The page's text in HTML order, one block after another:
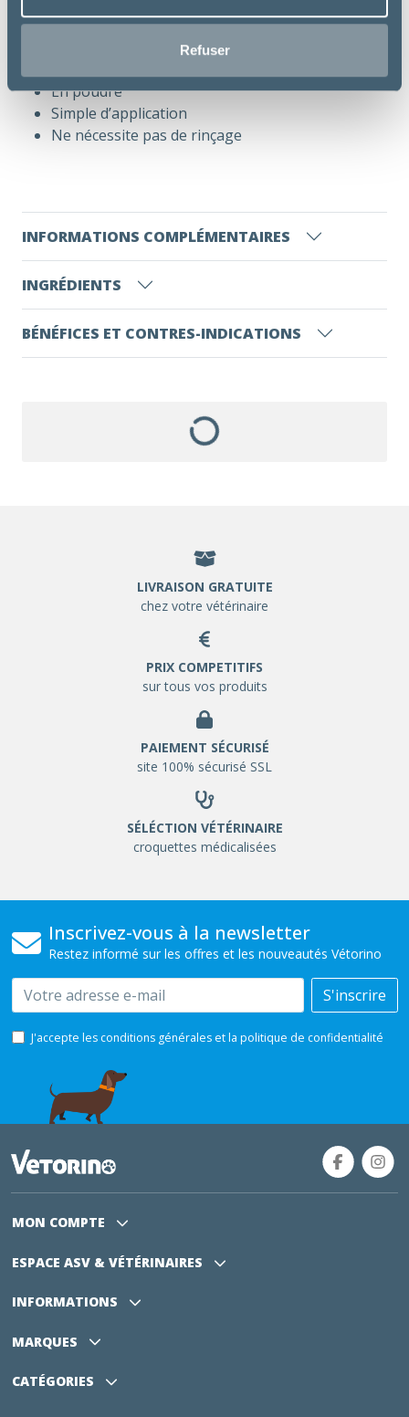
Refuser
uneefficacité optimale.
Nettoie efficacement
En poudre
Simple d’application
Ne nécessite pas de rinçage
INFORMATIONS COMPLÉMENTAIRES
INGRÉDIENTS
BÉNÉFICES ET CONTRES-INDICATIONS
LIVRAISON GRATUITE
chez votre vétérinaire
PRIX COMPETITIFS
sur tous vos produits
PAIEMENT SÉCURISÉ
site 100% sécurisé SSL
SÉLÉCTION VÉTÉRINAIRE
croquettes médicalisées
Inscrivez-vous à la newsletter
Restez informé sur les offres et les nouveautés Vétorino
Email S'inscrire
J'accepte les conditions générales et la politique de confidentialité
MON COMPTE
ESPACE ASV & VÉTÉRINAIRES
INFORMATIONS
MARQUES
CATÉGORIES